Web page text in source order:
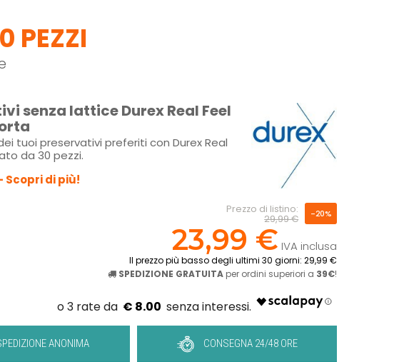
PEZZI
senza lattice Durex Real Feel
tuoi preservativi preferiti con Durex Real
da 30 pezzi.
Scopri di più!
Prezzo di listino:
29,99 €
-20%
23,99 € IVA inclusa
Il prezzo più basso degli ultimi 30 giorni: 29,99 €
SPEDIZIONE GRATUITA per ordini superiori a 39€!
€ 8.00
ANONIMA CONSEGNA 24/48 ORE